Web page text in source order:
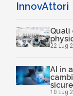
InnovAttori
Quali
22 Lug
AI in
10 Lug